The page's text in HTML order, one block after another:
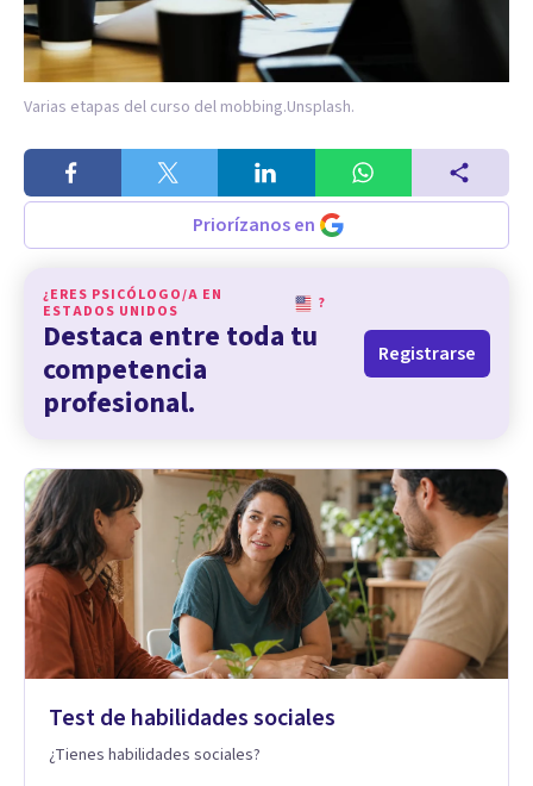
Varias etapas del curso del mobbing.Unsplash.
Priorízanos en
¿ERES PSICÓLOGO/A EN
ESTADOS UNIDOS
?
Destaca entre toda tu
competencia
profesional.
Registrarse
Test de habilidades sociales
¿Tienes habilidades sociales?